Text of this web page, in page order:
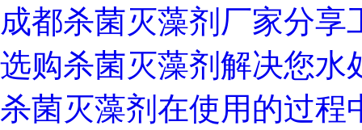
成都杀菌灭藻剂厂家分享
选购杀菌灭藻剂解决您水
杀菌灭藻剂在使用的过